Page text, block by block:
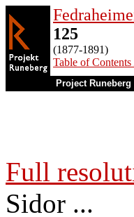
125
(1877-1891)
Table of
Project Runeberg
Full
Sidor ...